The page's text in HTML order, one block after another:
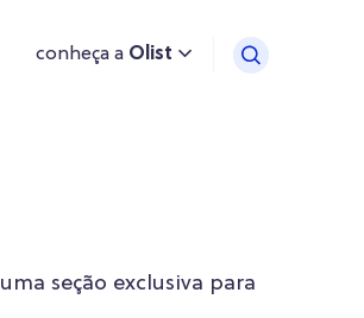
conheça a Olist
seção exclusiva para